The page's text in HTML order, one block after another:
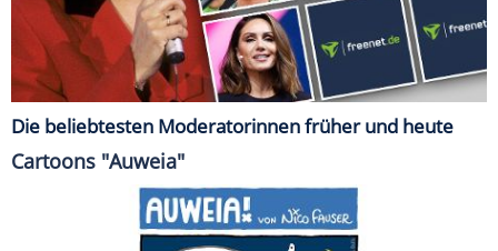
Die beliebtesten Moderatorinnen früher und heute
Cartoons "Auweia"